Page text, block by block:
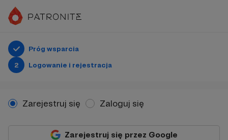
Próg wsparcia
2
Logowanie i rejestracja
Zarejestruj się Zaloguj się
Zarejestruj się przez Google